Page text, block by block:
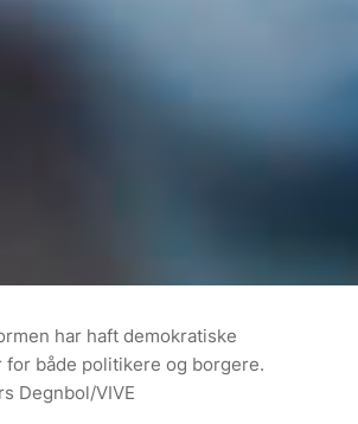
har haft demokratiske
for både politikere og borgere.
Degnbol/VIVE